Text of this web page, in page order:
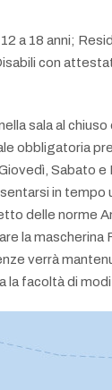
a 18 anni;
con
sala al chiuso
obbligatoria
Sabato
in tempo
delle norme
la
verrà
la facoltà di